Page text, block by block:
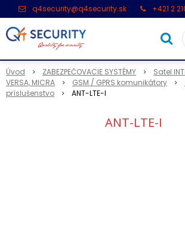
q4security@q4security.sk +421 2
Úvod ZABEZPEČOVACIE SYSTÉMY
Satel
VERSA, MICRA
GSM / GPRS komunikátory
príslušenstvo
ANT-LTE-I
ANT-LTE-I